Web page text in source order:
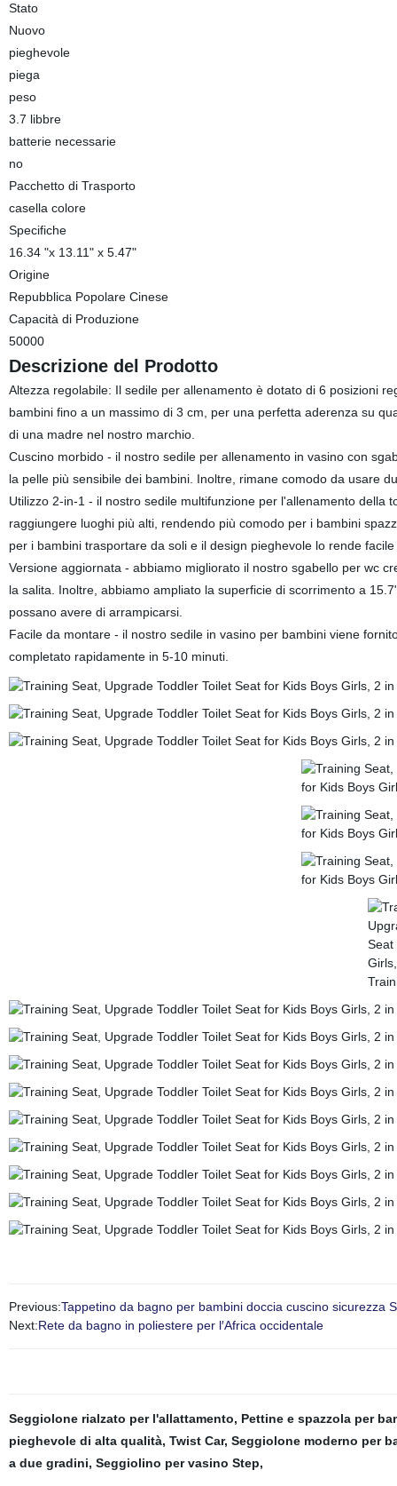
Stato
Nuovo
pieghevole
piega
peso
3.7 libbre
batterie necessarie
no
Pacchetto di Trasporto
casella colore
Specifiche
16.34 "x 13.11" x 5.47"
Origine
Repubblica Popolare Cinese
Capacità di Produzione
50000
Descrizione del Prodotto
Altezza regolabile: Il sedile per allenamento è dotato di 6 posizioni
bambini fino a un massimo di 3 cm, per una perfetta aderenza su
di una madre nel nostro marchio.
Cuscino morbido - il nostro sedile per allenamento in vasino con
la pelle più sensibile dei bambini. Inoltre, rimane comodo da usare
Utilizzo 2-in-1 - il nostro sedile multifunzione per l'allenamento
raggiungere luoghi più alti, rendendo più comodo per i bambini
per i bambini trasportare da soli e il design pieghevole lo rende
Versione aggiornata - abbiamo migliorato il nostro sgabello per wc
la salita. Inoltre, abbiamo ampliato la superficie di scorrimento a
possano avere di arrampicarsi.
Facile da montare - il nostro sedile in vasino per bambini viene
completato rapidamente in 5-10 minuti.
Previous:Tappetino da bagno per bambini doccia cuscino sicurezza
Next:Rete da bagno in poliestere per l′Africa occidentale
Seggiolone rialzato per l'allattamento, Pettine e spazzola per
pieghevole di alta qualità, Twist Car, Seggiolone moderno per
a due gradini, Seggiolino per vasino Step,